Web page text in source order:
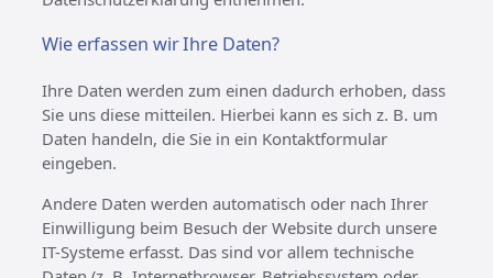
Wie erfassen wir Ihre Daten?
Ihre Daten werden zum einen dadurch erhoben, dass
Sie uns diese mitteilen. Hierbei kann es sich z. B. um
Daten handeln, die Sie in ein Kontaktformular
eingeben.
Andere Daten werden automatisch oder nach Ihrer
Einwilligung beim Besuch der Website durch unsere
IT-Systeme erfasst. Das sind vor allem technische